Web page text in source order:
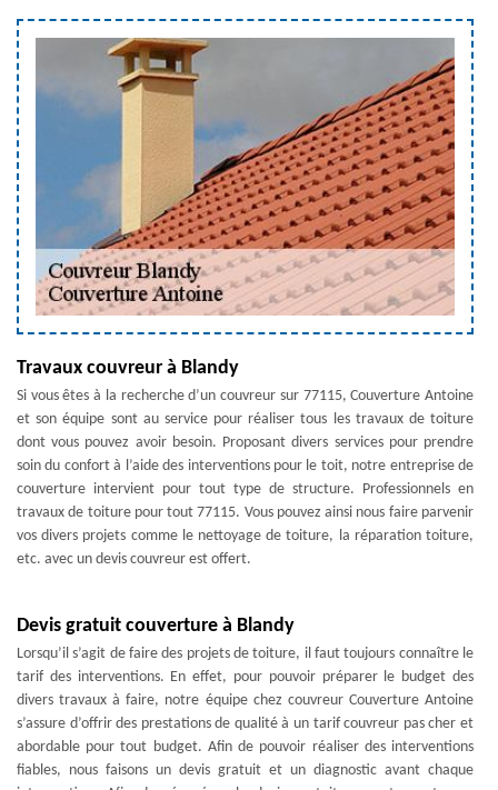
Travaux couvreur à Blandy
Si vous êtes à la recherche d’un couvreur sur 77115, Couverture Antoine
et son équipe sont au service pour réaliser tous les travaux de toiture
dont vous pouvez avoir besoin. Proposant divers services pour prendre
soin du confort à l’aide des interventions pour le toit, notre entreprise de
couverture intervient pour tout type de structure. Professionnels en
travaux de toiture pour tout 77115. Vous pouvez ainsi nous faire parvenir
vos divers projets comme le nettoyage de toiture, la réparation toiture,
etc. avec un devis couvreur est offert.
Devis gratuit couverture à Blandy
Lorsqu’il s’agit de faire des projets de toiture, il faut toujours connaître le
tarif des interventions. En effet, pour pouvoir préparer le budget des
divers travaux à faire, notre équipe chez couvreur Couverture Antoine
s’assure d’offrir des prestations de qualité à un tarif couvreur pas cher et
abordable pour tout budget. Afin de pouvoir réaliser des interventions
fiables, nous faisons un devis gratuit et un diagnostic avant chaque